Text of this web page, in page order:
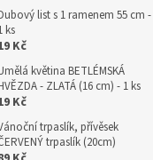
list s 1 ramenem 55 cm -
ks
Kč
květina BETLÉMSKÁ
- ZLATÁ (16 cm) - 1 ks
Kč
trpaslík, přívěsek
trpaslík (20cm)